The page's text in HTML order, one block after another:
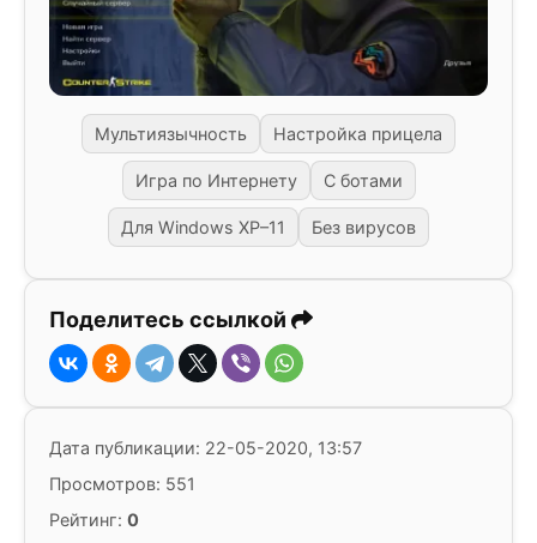
Мультиязычность Настройка прицела
Игра по Интернету С ботами
Для Windows XP–11 Без вирусов
Поделитесь ссылкой
Дата публикации: 22-05-2020, 13:57
Просмотров: 551
Рейтинг: 0